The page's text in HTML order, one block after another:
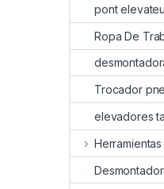
pont
Ropa De
Trocador
elevadores